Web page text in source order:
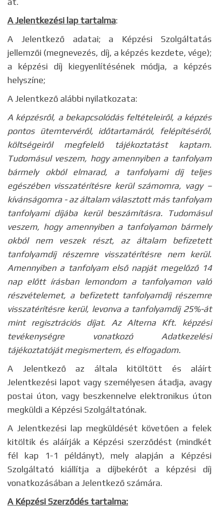
A Jelentkezési lap tartalma:
A Jelentkező adatai; a Képzési Szolgáltatás
jellemzői (megnevezés, díj, a képzés kezdete, vége);
a képzési díj kiegyenlítésének módja, a képzés
helyszíne;
A Jelentkező alábbi nyilatkozata:
A képzésről, a bekapcsolódás feltételeiről, a képzés
pontos ütemtervéről, időtartamáról, felépítéséről,
költségeiről megfelelő tájékoztatást kaptam.
Tudomásul veszem, hogy amennyiben a tanfolyam
bármely okból elmarad, a tanfolyami díj teljes
egészében visszatérítésre kerül számomra, vagy –
kívánságomra - az általam választott más tanfolyam
tanfolyami díjába kerül beszámításra. Tudomásul
veszem, hogy amennyiben a tanfolyamon bármely
okból nem veszek részt, az általam befizetett
tanfolyamdíj részemre visszatérítésre nem kerül.
Amennyiben a tanfolyam első napját megelőző 14
nap előtt írásban lemondom a tanfolyamon való
részvételemet, a befizetett tanfolyamdíj részemre
visszatérítésre kerül, levonva a tanfolyamdíj 25%-át
mint regisztrációs díjat. Az Alterna Kft. képzési
tevékenységre vonatkozó Adatkezelési
tájékoztatóját megismertem, és elfogadom.
A Jelentkező az általa kitöltött és aláírt
Jelentkezési lapot vagy személyesen átadja, avagy
postai úton, vagy beszkennelve elektronikus úton
megküldi a Képzési Szolgáltatónak.
A Jelentkezési lap megküldését követően a felek
kitöltik és aláírják a Képzési szerződést (mindkét
fél kap 1-1 példányt), mely alapján a Képzési
Szolgáltató kiállítja a díjbekérőt a képzési díj
vonatkozásában a Jelentkező számára.
A Képzési Szerződés tartalma: